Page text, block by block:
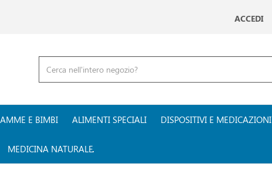
ACCEDI
Prodotto
E BIMBI ALIMENTI SPECIALI DISPOSITIVI E MEDICAZIONI
MEDICINA NATURALE